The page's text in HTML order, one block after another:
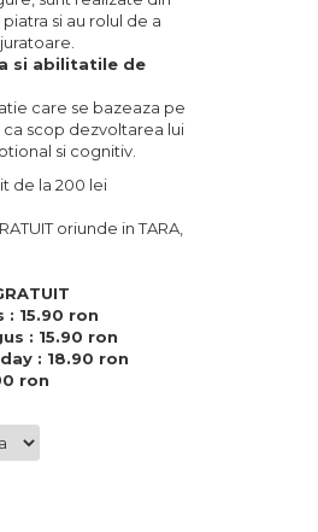
si au rolul de a
si abilitatile de
care se bazeaza pe
scop dezvoltarea lui
si cognitiv.
de la 200 lei
oriunde in TARA,
: 15.90 ron
: 15.90 ron
: 18.90 ron
ron